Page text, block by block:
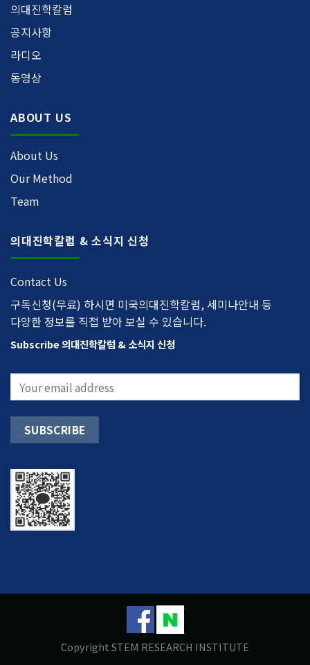
의대진학칼럼
공지사항
라디오
동영상
ABOUT US
About Us
Our Method
Team
의대진학칼럼 & 소식지 신청
Contact Us
구독신청(무료) 하시면 미국의대진학칼럼, 세미나안내 등
다양한 정보를 직접 받아 보실 수 있습니다.
Subscribe 의대진학칼럼 & 소식지 신청
Copyright STEM RESEARCH INSTITUTE